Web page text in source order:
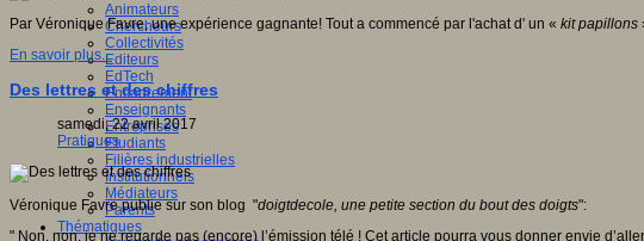
Animateurs
Chercheurs
Collectivités
Editeurs
EdTech
Encadrement
Enseignants
Entreprises
Etudiants
Filières industrielles
Institutionnels
Médiateurs
Parents
Thématiques
Par Véronique Favre, une expérience gagnante! Tout a commencé par l'achat d' un « kit papillons
En savoir plus...
Des lettres et des chiffres
samedi, 22 avril 2017
Pratiques
Véronique Favre publie sur son blog "doigtdecole, une petite section du bout des doigts":
" Non, non, je ne regarde pas (encore) l’émission télé ! Cet article pourra vous donner envie